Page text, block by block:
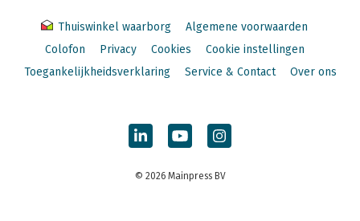
Thuiswinkel waarborg
Algemene voorwaarden
Colofon
Privacy Cookies
Cookie instellingen
Toegankelijkheidsverklaring
Service & Contact Over ons
© 2026 Mainpress BV